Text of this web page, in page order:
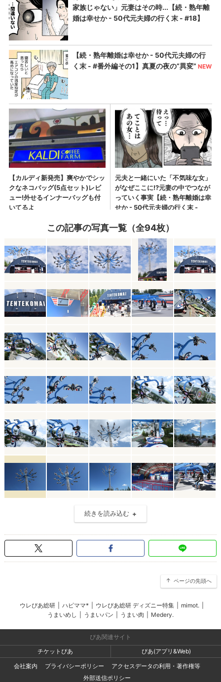
この記事の写真一覧（全94枚）
続きを読み込む
ページの先頭へ
ウレぴあ総研 ハピママ* ウレぴあ総研 ディズニー特集 mimot.
うまいめし
うまいパン うまい肉 Medery.
ぴあ関連サイト
チケットぴあ
ぴあ(アプリ&Web)
会社案内
プライバシーポリシー
アクセスデータの利用・著作権等
外部送信ポリシー